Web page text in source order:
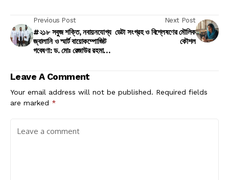
Previous Post
#২১৮ সবুজ শক্তি, নবায়নযোগ্য
জ্বালানি ও স্মার্ট বায়োকম্পোজিট
গবেষণা: ড. মোঃ রেজাউর রহমানের
Next Post
ডেটা সংগ্রহ ও বিশ্লেষণের মৌলিক
কৌশল
Leave A Comment
Your email address will not be published. Required fields
are marked *